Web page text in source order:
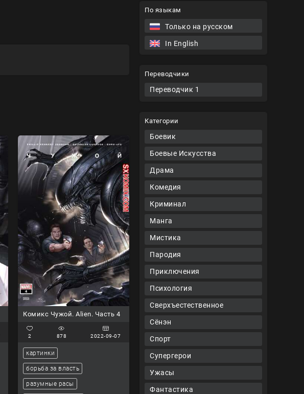
По языкам
Только на русском
In English
Переводчики
Переводчик 1
Категории
Боевик
Боевые Искусства
Драма
Комедия
Криминал
Манга
Мистика
Пародия
Приключения
Психология
Сверхъестественное
Сёнэн
Спорт
Супергерои
Ужасы
Фантастика
Комикс Чужой. Alien. Часть 4
2 878 2022-09-07
картинки
борьба за власть
разумные расы